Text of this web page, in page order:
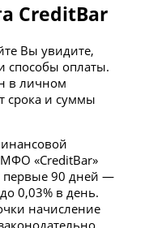
CreditBar
Вы увидите,
способы оплаты.
в личном
срока и суммы
МФО «CreditBar»
первые 90 дней —
0,03% в день.
начисление